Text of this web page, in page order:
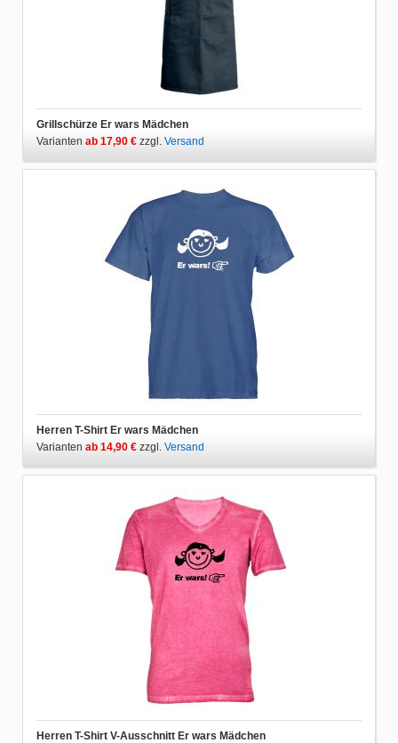
Grillschürze Er wars Mädchen
Varianten ab 17,90 € zzgl. Versand
Herren T-Shirt Er wars Mädchen
Varianten ab 14,90 € zzgl. Versand
Herren T-Shirt V-Ausschnitt Er wars Mädchen